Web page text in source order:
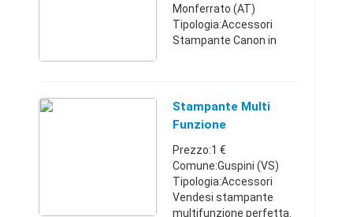
Monferrato (AT)
Tipologia:Accessori
Stampante Canon in
Piemonte39320502181
€
Stampante Multi
Funzione
Esponenziale
Prezzo:1 €
Comune:Guspini (VS)
Tipologia:Accessori
Vendesi stampante
multifunzione perfetta.